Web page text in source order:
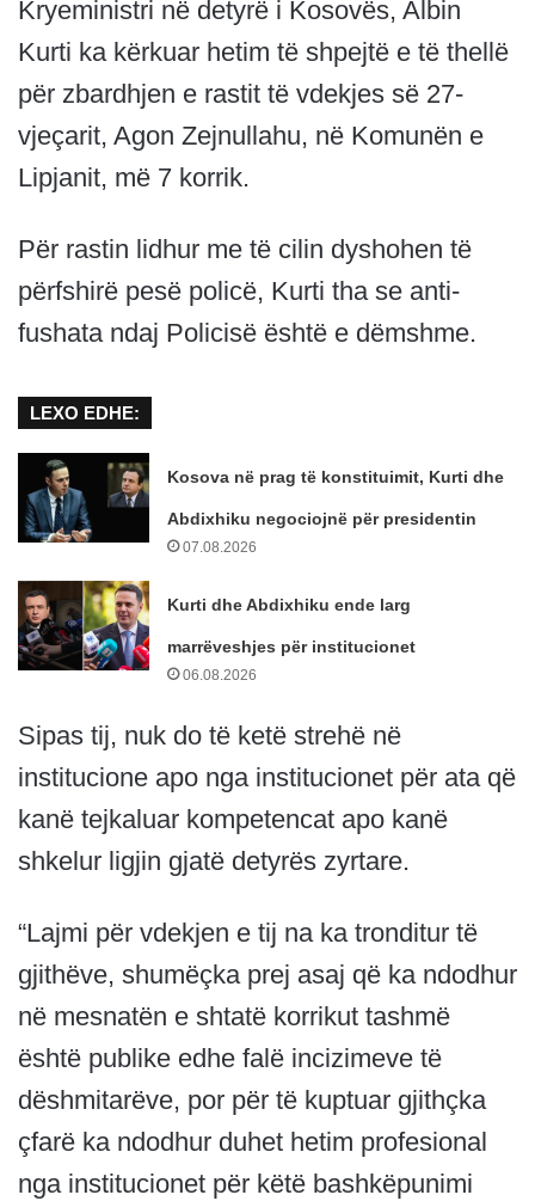
Kryeministri në detyrë i Kosovës, Albin
Kurti ka kërkuar hetim të shpejtë e të thellë
për zbardhjen e rastit të vdekjes së 27-
vjeçarit, Agon Zejnullahu, në Komunën e
Lipjanit, më 7 korrik.
Për rastin lidhur me të cilin dyshohen të
përfshirë pesë policë, Kurti tha se anti-
fushata ndaj Policisë është e dëmshme.
LEXO EDHE:
Kosova në prag të konstituimit, Kurti dhe
Abdixhiku negociojnë për presidentin
07.08.2026
Kurti dhe Abdixhiku ende larg
marrëveshjes për institucionet
06.08.2026
Sipas tij, nuk do të ketë strehë në
institucione apo nga institucionet për ata që
kanë tejkaluar kompetencat apo kanë
shkelur ligjin gjatë detyrës zyrtare.
“Lajmi për vdekjen e tij na ka tronditur të
gjithëve, shumëçka prej asaj që ka ndodhur
në mesnatën e shtatë korrikut tashmë
është publike edhe falë incizimeve të
dëshmitarëve, por për të kuptuar gjithçka
çfarë ka ndodhur duhet hetim profesional
nga institucionet për këtë bashkëpunimi